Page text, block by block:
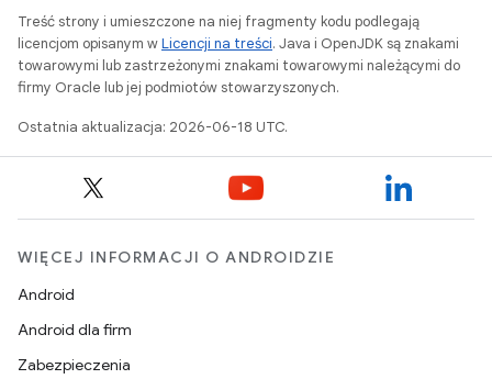
Treść strony i umieszczone na niej fragmenty kodu podlegają
licencjom opisanym wLicencji na treści. Java i OpenJDK są znakami
towarowymi lub zastrzeżonymi znakami towarowymi należącymi do
firmy Oracle lub jej podmiotów stowarzyszonych.
Ostatnia aktualizacja: 2026-06-18 UTC.
WIĘCEJ INFORMACJI O ANDROIDZIE
Android
Android dla firm
Zabezpieczenia